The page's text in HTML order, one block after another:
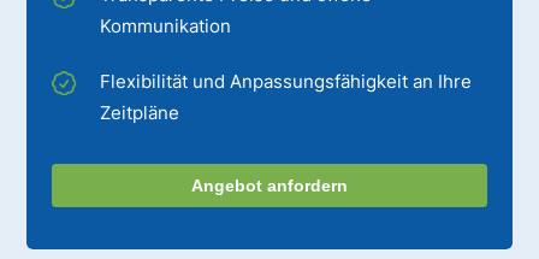
Kommunikation
Flexibilität und Anpassungsfähigkeit an Ihre
Zeitpläne
Angebot anfordern